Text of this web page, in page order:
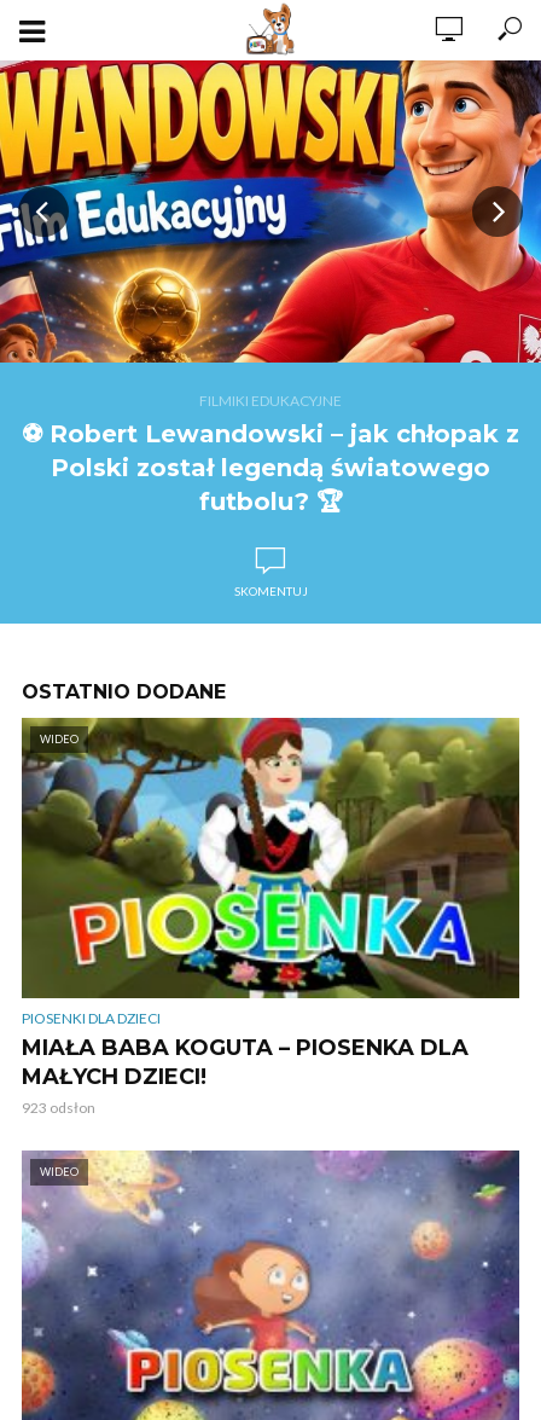
FILMIKI EDUKACYJNE
⚽ Robert Lewandowski – jak chłopak z
Polski został legendą światowego
futbolu? 🏆
SKOMENTUJ
OSTATNIO DODANE
WIDEO
PIOSENKI DLA DZIECI
MIAŁA BABA KOGUTA – PIOSENKA DLA
MAŁYCH DZIECI!
923 odsłon
WIDEO